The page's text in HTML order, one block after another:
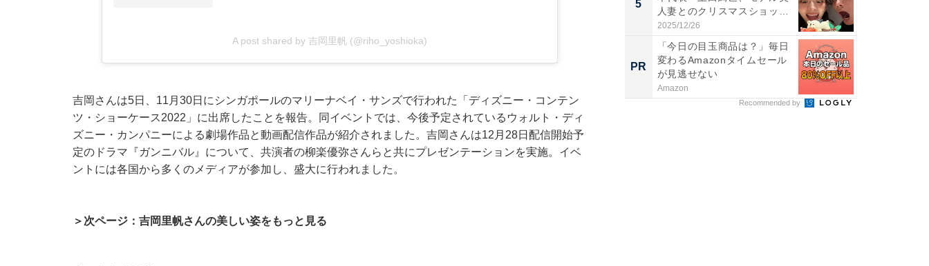
A post shared by 吉岡里帆 (@riho_yoshioka)
吉岡さんは5日、11月30日にシンガポールのマリーナベイ・サンズで行われた「ディズニー・コンテン
ツ・ショーケース2022」に出席したことを報告。同イベントでは、今後予定されているウォルト・ディ
ズニー・カンパニーによる劇場作品と動画配信作品が紹介されました。吉岡さんは12月28日配信開始予
定のドラマ『ガンニバル』について、共演者の柳楽優弥さんらと共にプレゼンテーションを実施。イベ
ントには各国から多くのメディアが参加し、盛大に行われました。
＞次ページ：吉岡里帆さんの美しい姿をもっと見る
5
人妻とのクリスマスショット
に...
2025/12/26
PR
「今日の目玉商品は？」毎日
変わるAmazonタイムセール
が見逃せない
Amazon
Recommended by